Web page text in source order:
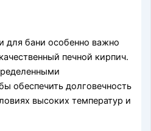
для бани особенно важно
печной кирпич.
обеспечить долговечность
высоких температур и